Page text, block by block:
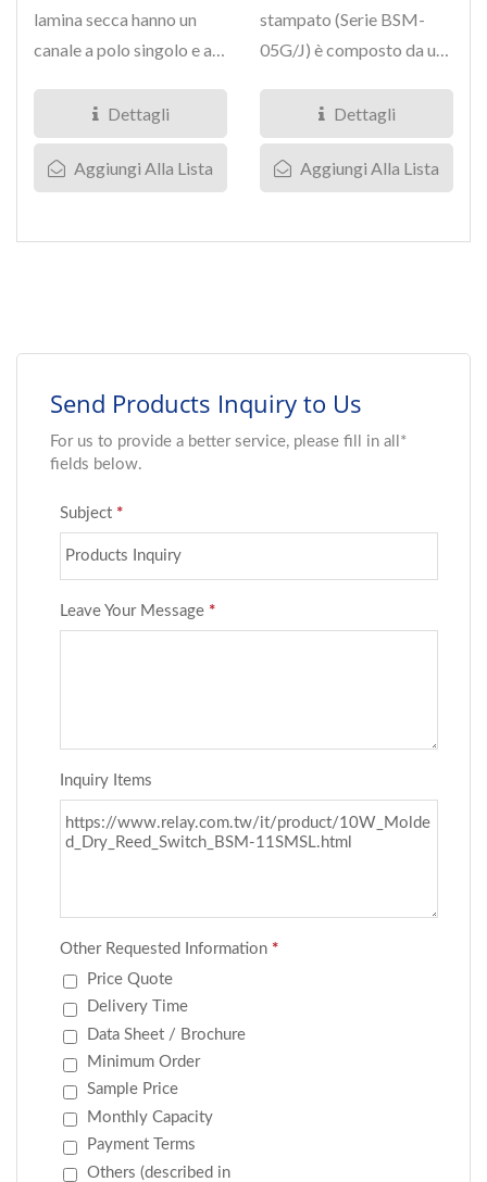
lamina secca hanno un
canale a polo singolo e a
numero... Dettagli
Aggiungi Alla Lista
stampato (Serie BSM-
05G/J) è composto da un
Dettagli
Aggiungi Alla Lista